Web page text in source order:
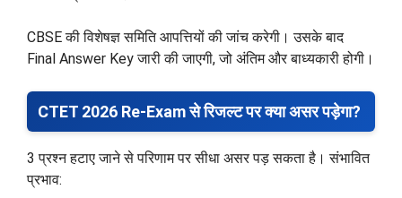
CBSE की विशेषज्ञ समिति आपत्तियों की जांच करेगी। उसके बाद
Final Answer Key जारी की जाएगी, जो अंतिम और बाध्यकारी होगी।
CTET 2026 Re-Exam से रिजल्ट पर क्या असर पड़ेगा?
3 प्रश्न हटाए जाने से परिणाम पर सीधा असर पड़ सकता है। संभावित
प्रभाव: